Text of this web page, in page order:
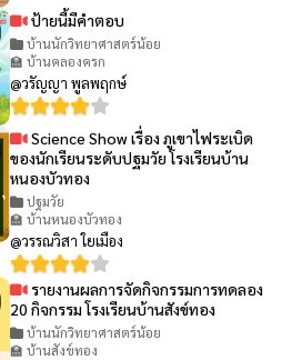
ป้ายนี้มีคำตอบ
บ้านนักวิทยาศาสตร์น้อย
🏫 บ้านคลองครก
@วรัญญา พูลพฤกษ์
Science Show เรื่อง ภูเขาไฟระเบิด
ของนักเรียนระดับปฐมวัย โรงเรียนบ้าน
หนองบัวทอง
ปฐมวัย
🏫 บ้านหนองบัวทอง
@วรรณวิสา ใยเมือง
รายงานผลการจัดกิจกรรมการทดลอง
20 กิจกรรม โรงเรียนบ้านสังข์ทอง
บ้านนักวิทยาศาสตร์น้อย
🏫 บ้านสังข์ทอง